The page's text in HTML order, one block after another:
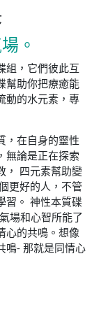
。
組，它們彼此互
幫助你把療癒能
動的水元素，專
，在自身的靈性
無論是正在探索
， 四元素幫助變
更好的人，不管
習。 神性本質碟
場和心智所能了
心的共鳴。想像
鳴- 那就是同情心